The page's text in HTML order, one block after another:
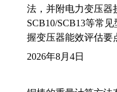
法，并附电力变压器
SCB10/SCB13等常
握变压器能效评估要
2026年8月4日